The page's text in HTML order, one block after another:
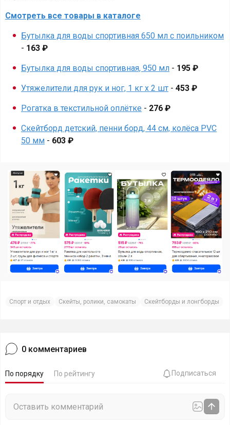
Смотреть все товары в каталоге
Бутылка для воды спортивная 650 мл с поильником
- 163 ₽
Бутылка для воды спортивная, 950 мл - 195 ₽
Утяжелители для рук и ног, 1 кг x 2 шт - 453 ₽
Рогатка в текстильной оплётке - 276 ₽
Скейтборд детский, пенни борд, 44 см, колёса PVC
50 мм - 603 ₽
Спорт и отдых Скейты, ролики, самокаты Скейтборды и лонгборды
0 комментариев
По порядку По рейтингу Подписаться